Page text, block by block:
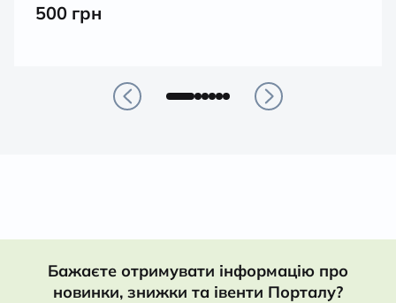
500 грн
Бажаєте отримувати інформацію про
новинки, знижки та івенти Порталу?